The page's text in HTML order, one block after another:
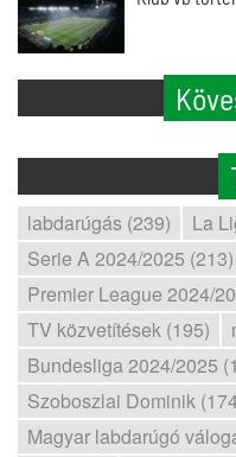
labdarúgás (239)
La
Serie A 2024/2025 (213)
Premier League 2024/
TV közvetítések (195)
Bundesliga 2024/2025
Szoboszlai Dominik
Magyar labdarúgó